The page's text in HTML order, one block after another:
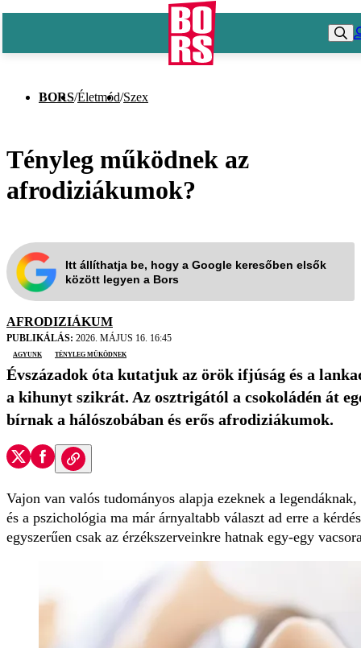
BORS/Életmód/Szex
Tényleg működnek az
afrodiziákumok?
Itt állíthatja be, hogy a Google keresőben elsők
között legyen a Bors
AFRODIZIÁKUM
PUBLIKÁLÁS: 2026. MÁJUS 16. 16:45
agyunk
tényleg működnek
Évszázadok óta kutatjuk az örök ifjúság és a
a kihunyt szikrát. Az osztrigától a csokoládén át
bírnak a hálószobában és erős afrodiziákumok.
Vajon van valós tudományos alapja ezeknek a
és a pszichológia ma már árnyaltabb választ ad erre a
egyszerűen csak az érzékszerveinkre hatnak egy-egy